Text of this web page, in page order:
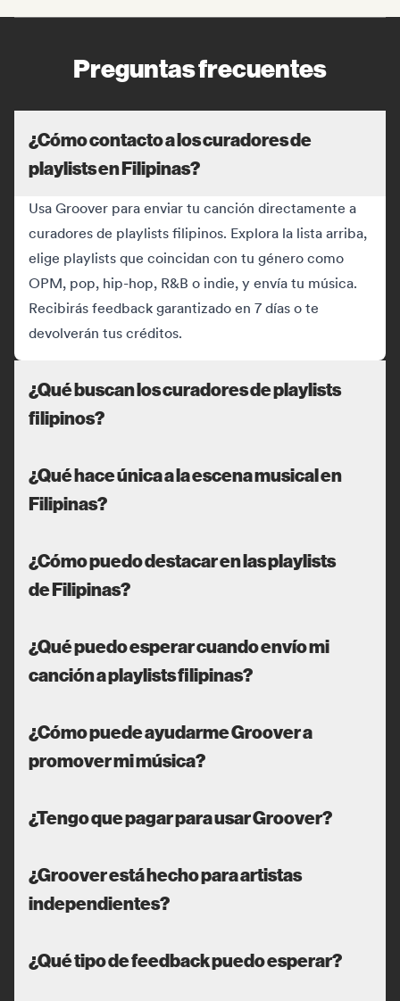
Preguntas frecuentes
¿Cómo contacto a los curadores de
playlists en Filipinas?
Usa Groover para enviar tu canción directamente a
curadores de playlists filipinos. Explora la lista arriba,
elige playlists que coincidan con tu género como
OPM, pop, hip-hop, R&B o indie, y envía tu música.
Recibirás feedback garantizado en 7 días o te
devolverán tus créditos.
¿Qué buscan los curadores de playlists
filipinos?
¿Qué hace única a la escena musical en
Filipinas?
¿Cómo puedo destacar en las playlists
de Filipinas?
¿Qué puedo esperar cuando envío mi
canción a playlists filipinas?
¿Cómo puede ayudarme Groover a
promover mi música?
¿Tengo que pagar para usar Groover?
¿Groover está hecho para artistas
independientes?
¿Qué tipo de feedback puedo esperar?